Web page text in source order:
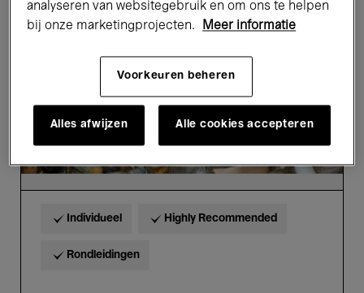
Bruttezza-
Highlights
Individueel Highly Recommended
Rondleidingen
analyseren van websitegebruik en om ons te helpen
bij onze marketingprojecten.
Meer informatie
Voorkeuren beheren
Alles afwijzen Alle cookies accepteren